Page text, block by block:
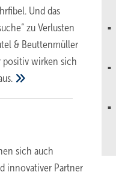
Und das
zu Verlusten
& Beuttenmüller
positiv wirken sich
sich auch
innovativer Partner